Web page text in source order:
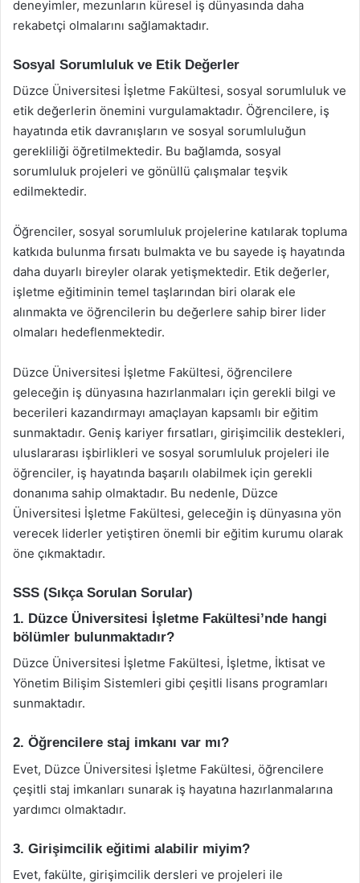
deneyimler, mezunların küresel iş dünyasında daha
rekabetçi olmalarını sağlamaktadır.
Sosyal Sorumluluk ve Etik Değerler
Düzce Üniversitesi İşletme Fakültesi, sosyal sorumluluk ve
etik değerlerin önemini vurgulamaktadır. Öğrencilere, iş
hayatında etik davranışların ve sosyal sorumluluğun
gerekliliği öğretilmektedir. Bu bağlamda, sosyal
sorumluluk projeleri ve gönüllü çalışmalar teşvik
edilmektedir.
Öğrenciler, sosyal sorumluluk projelerine katılarak topluma
katkıda bulunma fırsatı bulmakta ve bu sayede iş hayatında
daha duyarlı bireyler olarak yetişmektedir. Etik değerler,
işletme eğitiminin temel taşlarından biri olarak ele
alınmakta ve öğrencilerin bu değerlere sahip birer lider
olmaları hedeflenmektedir.
Düzce Üniversitesi İşletme Fakültesi, öğrencilere
geleceğin iş dünyasına hazırlanmaları için gerekli bilgi ve
becerileri kazandırmayı amaçlayan kapsamlı bir eğitim
sunmaktadır. Geniş kariyer fırsatları, girişimcilik destekleri,
uluslararası işbirlikleri ve sosyal sorumluluk projeleri ile
öğrenciler, iş hayatında başarılı olabilmek için gerekli
donanıma sahip olmaktadır. Bu nedenle, Düzce
Üniversitesi İşletme Fakültesi, geleceğin iş dünyasına yön
verecek liderler yetiştiren önemli bir eğitim kurumu olarak
öne çıkmaktadır.
SSS (Sıkça Sorulan Sorular)
1. Düzce Üniversitesi İşletme Fakültesi’nde hangi
bölümler bulunmaktadır?
Düzce Üniversitesi İşletme Fakültesi, İşletme, İktisat ve
Yönetim Bilişim Sistemleri gibi çeşitli lisans programları
sunmaktadır.
2. Öğrencilere staj imkanı var mı?
Evet, Düzce Üniversitesi İşletme Fakültesi, öğrencilere
çeşitli staj imkanları sunarak iş hayatına hazırlanmalarına
yardımcı olmaktadır.
3. Girişimcilik eğitimi alabilir miyim?
Evet, fakülte, girişimcilik dersleri ve projeleri ile